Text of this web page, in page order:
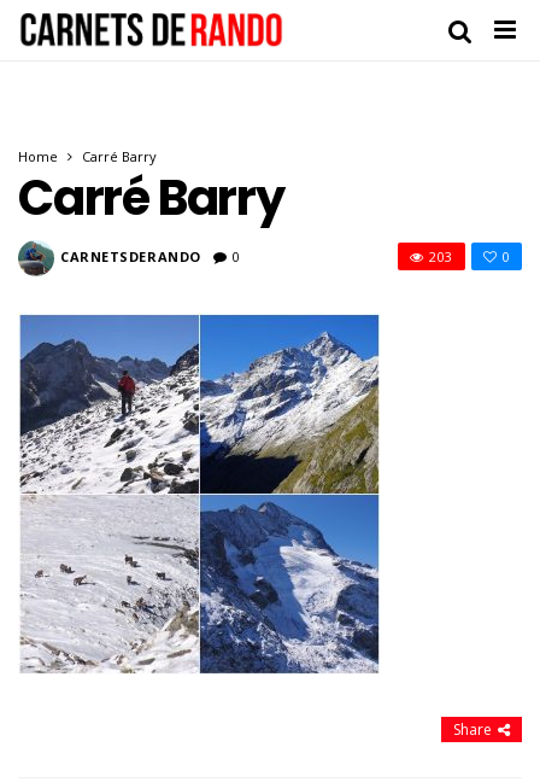
Home Carré Barry
Carré Barry
CARNETSDERANDO 0 0
203
Share